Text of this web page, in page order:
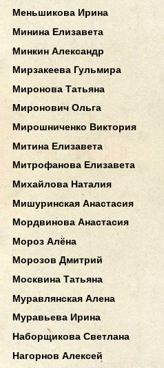
Меньшикова Ирина
Минина Елизавета
Минкин Александр
Мирзакеева Гульмира
Миронова Татьяна
Миронович Ольга
Мирошниченко Виктория
Митина Елизавета
Митрофанова Елизавета
Михайлова Наталия
Мишуринская Анастасия
Мордвинова Анастасия
Мороз Алёна
Морозов Дмитрий
Москвина Татьяна
Муравлянская Алена
Муравьева Ирина
Наборщикова Светлана
Нагорнов Алексей